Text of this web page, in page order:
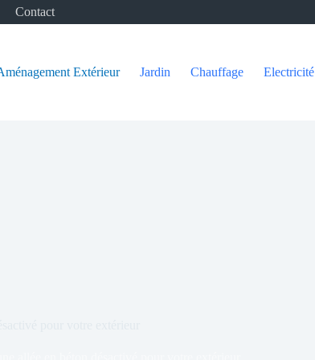
Contact
Extérieur Jardin Chauffage Electricité